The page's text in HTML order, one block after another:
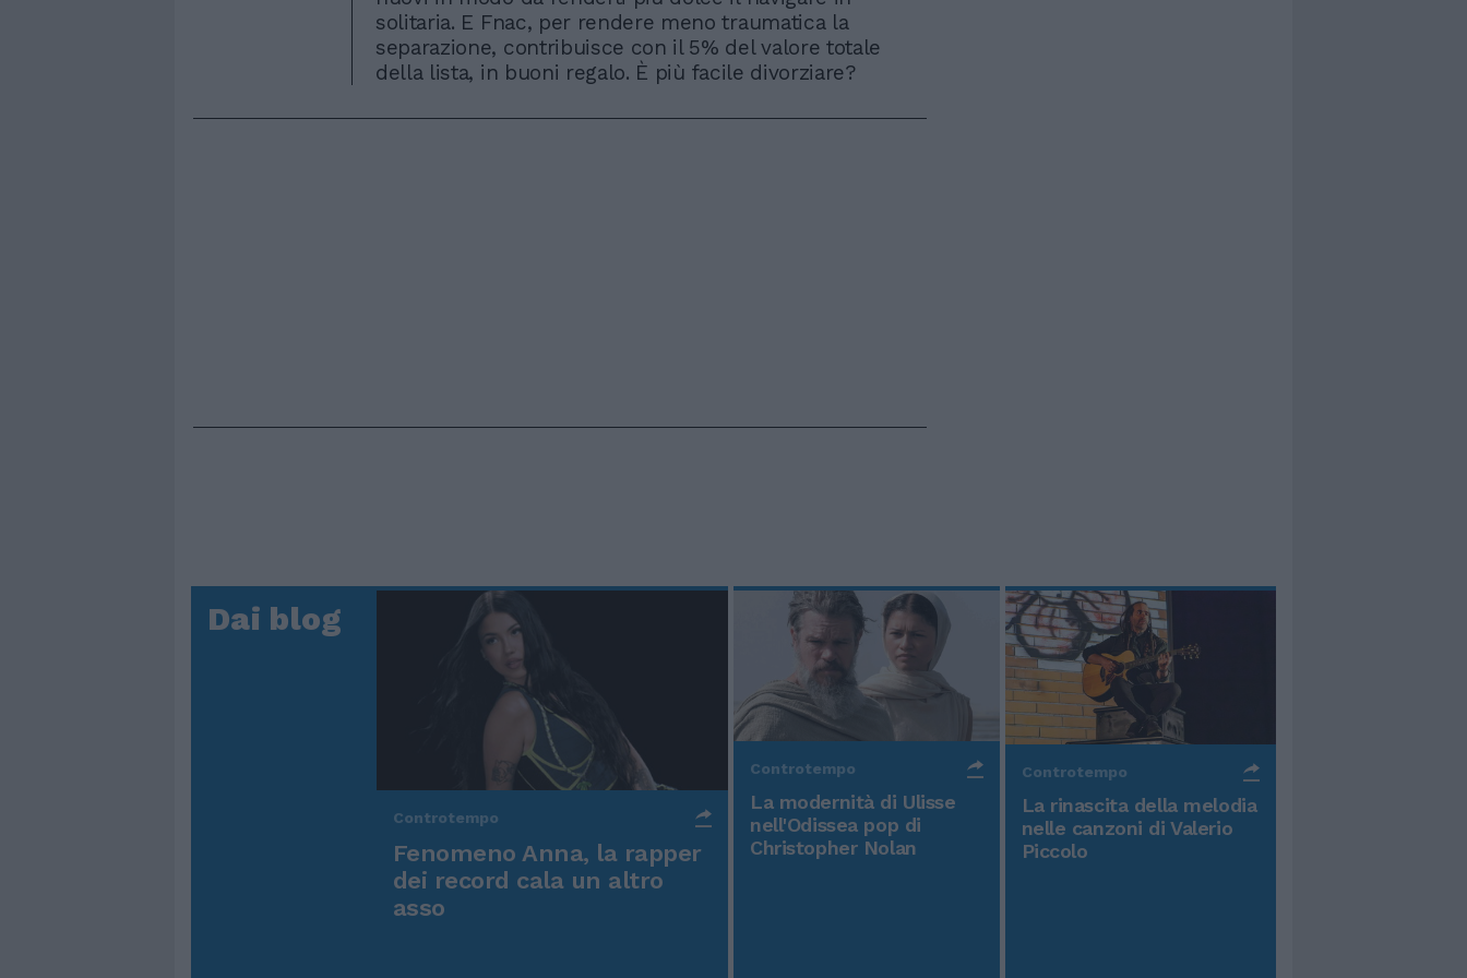
solitaria. E Fnac, per rendere meno traumatica la
separazione, contribuisce con il 5% del valore totale
della lista, in buoni regalo. È più facile divorziare?
Dai blog
Controtempo
Fenomeno Anna, la rapper
dei record cala un altro
asso
Controtempo
La modernità di Ulisse
nell'Odissea pop di
Christopher Nolan
Controtempo
La rinascita della melodia
nelle canzoni di Valerio
Piccolo